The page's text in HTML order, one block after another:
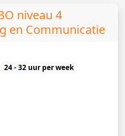
niveau 4
en Communicatie
24 - 32 uur per week